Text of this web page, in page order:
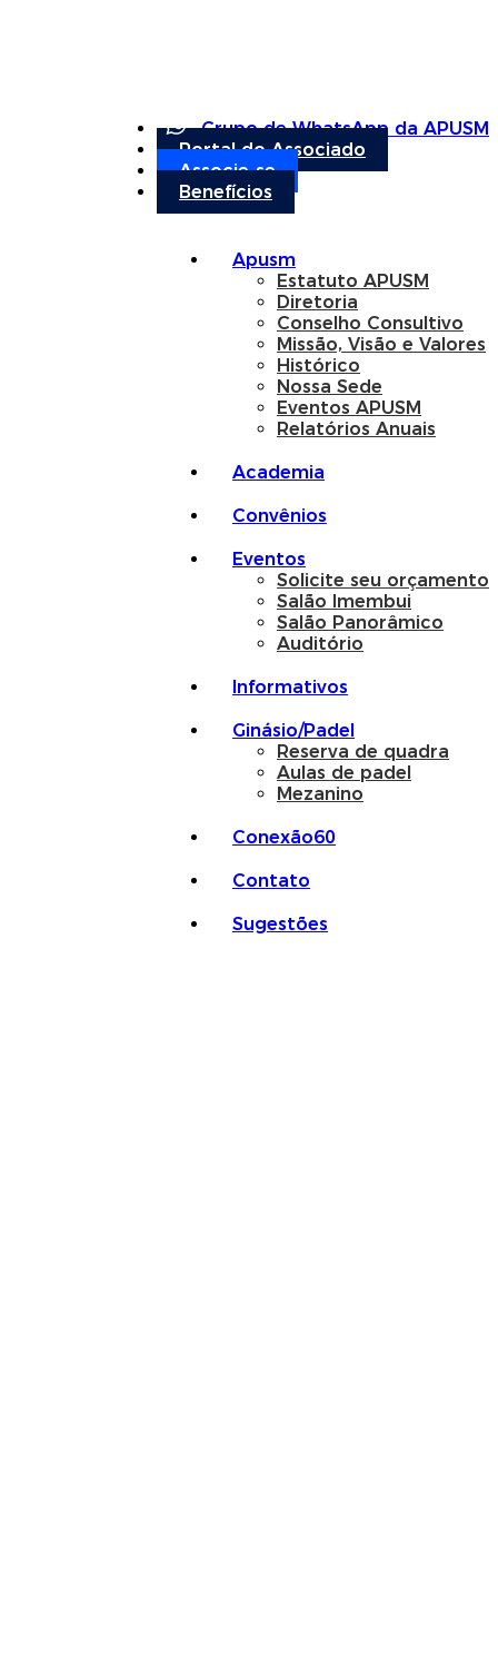
Grupo de WhatsApp da APUSM
Portal do Associado
Associe-se
Benefícios
Apusm
Estatuto APUSM
Diretoria
Conselho Consultivo
Missão, Visão e Valores
Histórico
Nossa Sede
Eventos APUSM
Relatórios Anuais
Academia
Convênios
Eventos
Solicite seu orçamento
Salão Imembui
Salão Panorâmico
Auditório
Informativos
Ginásio/Padel
Reserva de quadra
Aulas de padel
Mezanino
Conexão60
Contato
Sugestões